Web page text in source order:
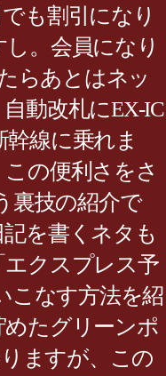
も割引になり
。会員になり
らあとはネッ
動改札にEX-IC
線に乗れま
の便利さをさ
裏技の紹介で
を書くネタも
クスプレス予
こなす方法を紹
たグリーンポ
ますが、この